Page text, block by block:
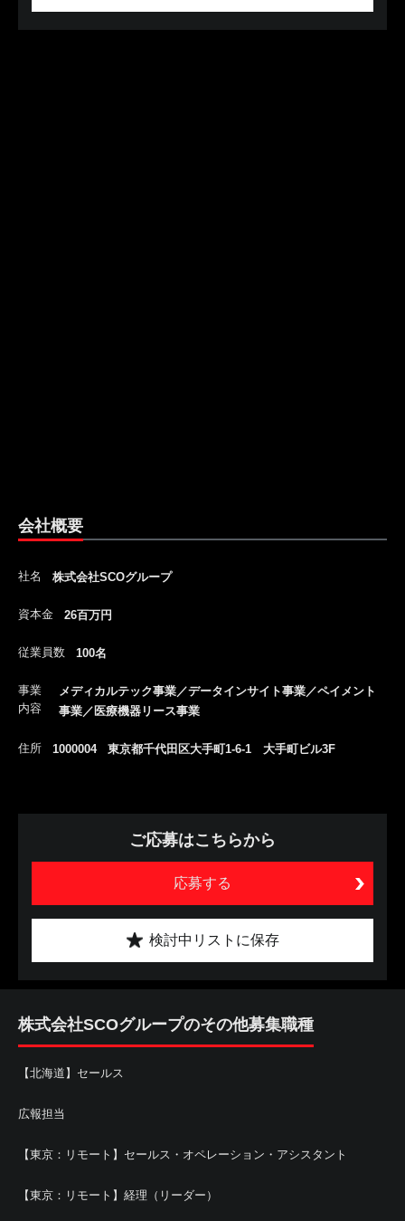
会社概要
社名 株式会社SCOグループ
資本金 26百万円
従業員数 100名
事業
内容
メディカルテック事業／データインサイト事業／ペイメント
事業／医療機器リース事業
住所 1000004 東京都千代田区大手町1-6-1 大手町ビル3F
ご応募はこちらから
応募する
検討中リストに保存
株式会社SCOグループのその他募集職種
【北海道】セールス
広報担当
【東京：リモート】セールス・オペレーション・アシスタント
【東京：リモート】経理（リーダー）